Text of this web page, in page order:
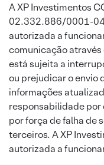
A XP Investimentos
02.332.886/0001-
autorizada a
comunicação
está sujeita a
ou prejudicar o envio
informações
responsabilidade por
por força de falha de
terceiros. A XP
autorizada a